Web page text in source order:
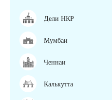
Дели НКР
Мумбаи
Ченнаи
Калькутта